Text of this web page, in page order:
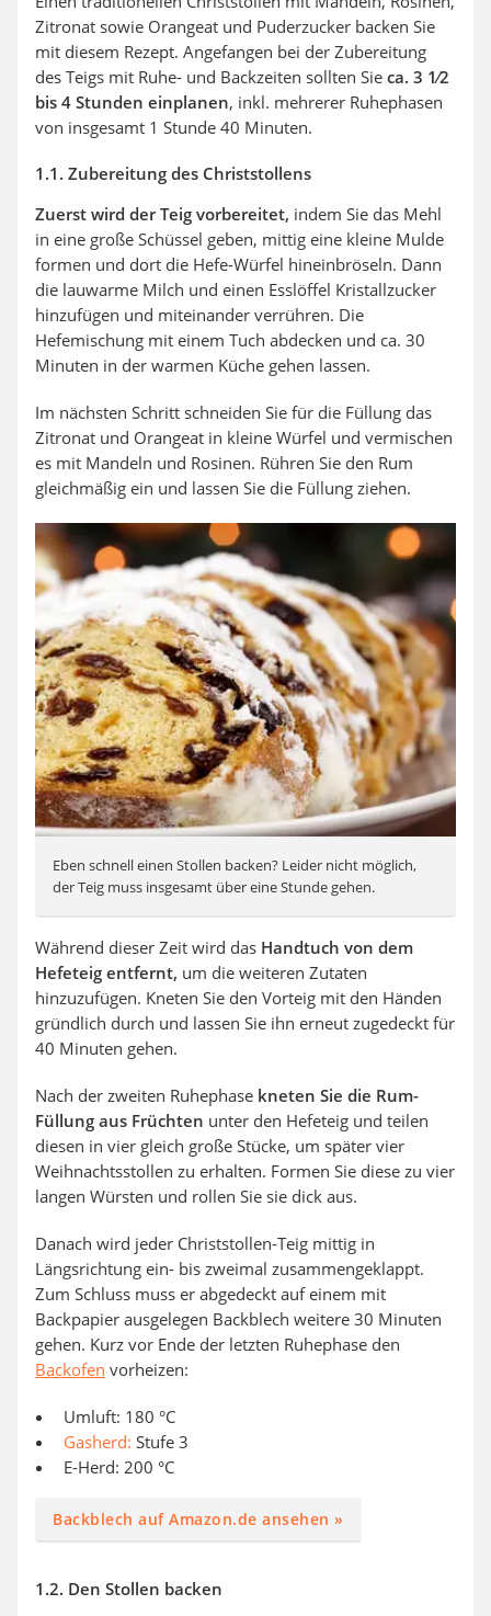
Zitronat sowie Orangeat und Puderzucker backen Sie
mit diesem Rezept. Angefangen bei der Zubereitung
des Teigs mit Ruhe- und Backzeiten sollten Sie ca. 3 1⁄2
bis 4 Stunden einplanen, inkl. mehrerer Ruhephasen
von insgesamt 1 Stunde 40 Minuten.
1.1. Zubereitung des Christstollens
Zuerst wird der Teig vorbereitet, indem Sie das Mehl
in eine große Schüssel geben, mittig eine kleine Mulde
formen und dort die Hefe-Würfel hineinbröseln. Dann
die lauwarme Milch und einen Esslöffel Kristallzucker
hinzufügen und miteinander verrühren. Die
Hefemischung mit einem Tuch abdecken und ca. 30
Minuten in der warmen Küche gehen lassen.
Im nächsten Schritt schneiden Sie für die Füllung das
Zitronat und Orangeat in kleine Würfel und vermischen
es mit Mandeln und Rosinen. Rühren Sie den Rum
gleichmäßig ein und lassen Sie die Füllung ziehen.
Eben schnell einen Stollen backen? Leider nicht möglich,
der Teig muss insgesamt über eine Stunde gehen.
Während dieser Zeit wird das Handtuch von dem
Hefeteig entfernt, um die weiteren Zutaten
hinzuzufügen. Kneten Sie den Vorteig mit den Händen
gründlich durch und lassen Sie ihn erneut zugedeckt für
40 Minuten gehen.
Nach der zweiten Ruhephase kneten Sie die Rum-
Füllung aus Früchten unter den Hefeteig und teilen
diesen in vier gleich große Stücke, um später vier
Weihnachtsstollen zu erhalten. Formen Sie diese zu vier
langen Würsten und rollen Sie sie dick aus.
Danach wird jeder Christstollen-Teig mittig in
Längsrichtung ein- bis zweimal zusammengeklappt.
Zum Schluss muss er abgedeckt auf einem mit
Backpapier ausgelegen Backblech weitere 30 Minuten
gehen. Kurz vor Ende der letzten Ruhephase den
Backofen vorheizen:
Umluft: 180 °C
Gasherd: Stufe 3
E-Herd: 200 °C
Backblech auf Amazon.de ansehen »
1.2. Den Stollen backen